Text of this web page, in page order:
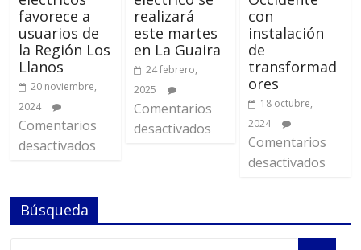
favorece a
usuarios de
la Región Los
Llanos
20 noviembre,
2024
Comentarios
desactivados
realizará
este martes
en La Guaira
24 febrero,
2025
Comentarios
desactivados
con
instalación
de
transformad
ores
18 octubre,
2024
Comentarios
desactivados
Búsqueda